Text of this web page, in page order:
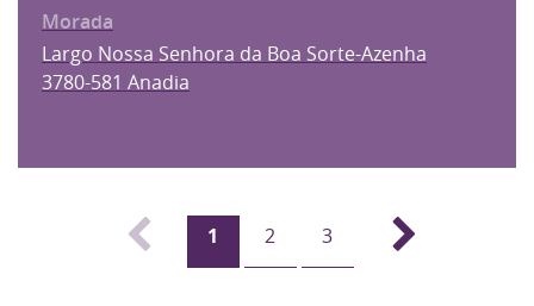
Largo Nossa Senhora da Boa Sorte-Azenha
3780-581 Anadia
1 2 3